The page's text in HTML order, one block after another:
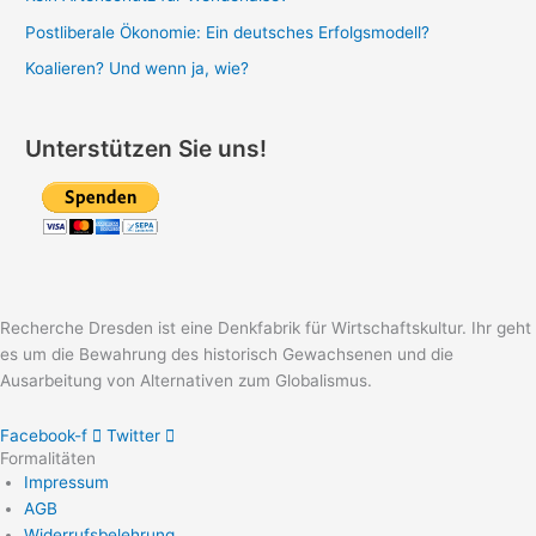
Postliberale Ökonomie: Ein deutsches Erfolgsmodell?
Koalieren? Und wenn ja, wie?
Unterstützen Sie uns!
Recherche Dresden ist eine Denkfabrik für Wirtschaftskultur. Ihr geht
es um die Bewahrung des historisch Gewachsenen und die
Ausarbeitung von Alternativen zum Globalismus.
Facebook-f
Twitter
Formalitäten
Impressum
AGB